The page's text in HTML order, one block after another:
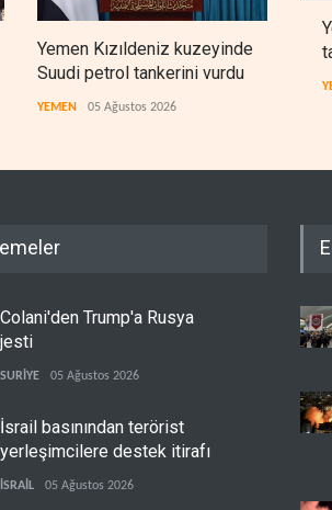
Yemen Kızıldeniz kuzeyinde
Suudi petrol tankerini vurdu
YEMEN 05 Ağustos 2026
çıktı
Colani'den Trump'a Rusya
jesti
SURİYE 05 Ağustos 2026
İsrail basınından terörist
yerleşimcilere destek itirafı
İSRAİL 05 Ağustos 2026